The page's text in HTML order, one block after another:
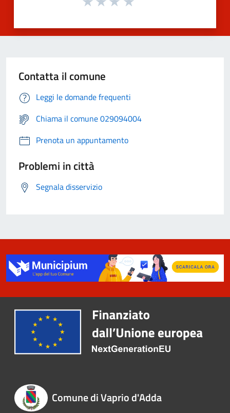
Contatta il comune
Leggi le domande frequenti
Chiama il comune 029094004
Prenota un appuntamento
Problemi in città
Segnala disservizio
Comune di Vaprio d'Adda